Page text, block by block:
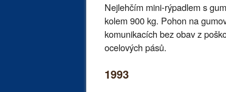
Nejlehčím mini-rýpadlem s
kolem 900 kg. Pohon na
komunikacích bez obav z
ocelových pásů.
1993